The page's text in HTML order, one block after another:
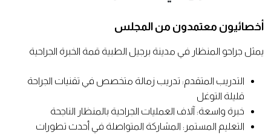
أخصائيون معتمدون من المجلس
يمثل جراحو المنظار في مدينة برجيل الطبية قمة الخبرة الجراحية
التدريب المتقدم: تدريب زمالة متخصص في تقنيات الجراحة
قليلة التوغل
خبرة واسعة: آلاف العمليات الجراحية بالمنظار الناجحة
التعليم المستمر: المشاركة المتواصلة في أحدث تطورات